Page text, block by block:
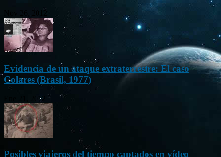
Evidencia de un ataque extraterrestre: El caso
Colares (Brasil, 1977)
Ene 21, 2012
Posibles viajeros del tiempo captados en vídeo